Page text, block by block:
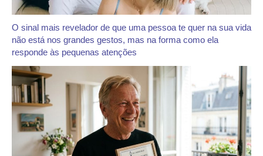
O sinal mais revelador de que uma pessoa te quer na sua vida
não está nos grandes gestos, mas na forma como ela
responde às pequenas atenções